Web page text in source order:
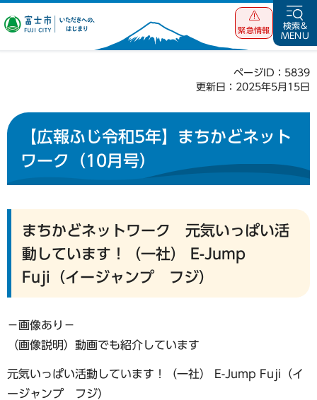
富士市 いただ
緊急情報
検索&
MENU
ページID：5839
更新日：2025年5月15日
【広報ふじ令和5年】まちかどネット
ワーク（10月号）
まちかどネットワーク 元気いっぱい活
動しています！（一社） E-Jump
Fuji（イージャンプ フジ）
−画像あり−
（画像説明）動画でも紹介しています
元気いっぱい活動しています！（一社） E-Jump Fuji（イ
ージャンプ フジ）